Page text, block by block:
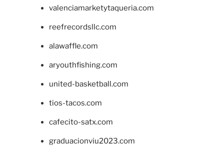
valenciamarketytaqueria.com
reefrecordsllc.com
alawaffle.com
aryouthfishing.com
united-basketball.com
tios-tacos.com
cafecito-satx.com
graduacionviu2023.com